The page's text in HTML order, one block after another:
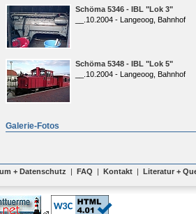
Schöma 5346 - IBL "Lok 3"
__.10.2004 - Langeoog, Bahnhof
Schöma 5348 - IBL "Lok 5"
__.10.2004 - Langeoog, Bahnhof
Galerie-Fotos
+ Datenschutz | FAQ | Kontakt | Literatur +